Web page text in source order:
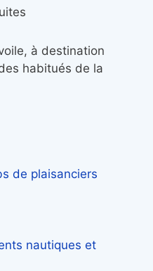
à destination
habitués de la
de plaisanciers
nautiques et